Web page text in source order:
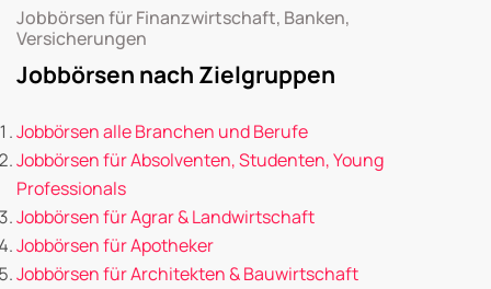
Jobbörsen für Finanzwirtschaft, Banken,
Versicherungen
Jobbörsen nach Zielgruppen
Jobbörsen alle Branchen und Berufe
Jobbörsen für Absolventen, Studenten, Young
Professionals
Jobbörsen für Agrar & Landwirtschaft
Jobbörsen für Apotheker
Jobbörsen für Architekten & Bauwirtschaft